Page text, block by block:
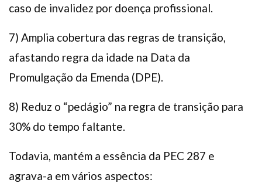
caso de invalidez por doença profissional.
7) Amplia cobertura das regras de transição,
afastando regra da idade na Data da
Promulgação da Emenda (DPE).
8) Reduz o “pedágio” na regra de transição para
30% do tempo faltante.
Todavia, mantém a essência da PEC 287 e
agrava-a em vários aspectos: